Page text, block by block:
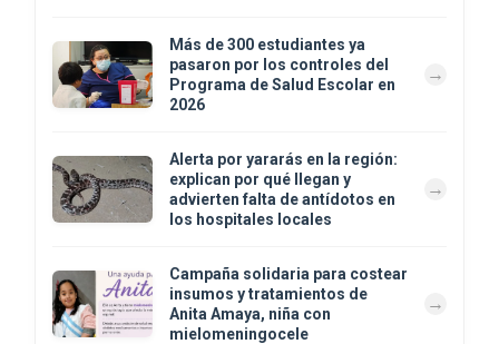
Más de 300 estudiantes ya
pasaron por los controles del
Programa de Salud Escolar en
2026
Alerta por yararás en la región:
explican por qué llegan y
advierten falta de antídotos en
los hospitales locales
Campaña solidaria para costear
insumos y tratamientos de
Anita Amaya, niña con
mielomeningocele